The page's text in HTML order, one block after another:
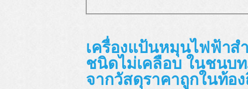
เครื่องแป้นหมุนไฟฟ้า
ชนิดไม่เคลือบ ในชนบ
จากวัสดุราคาถูกในท้อ